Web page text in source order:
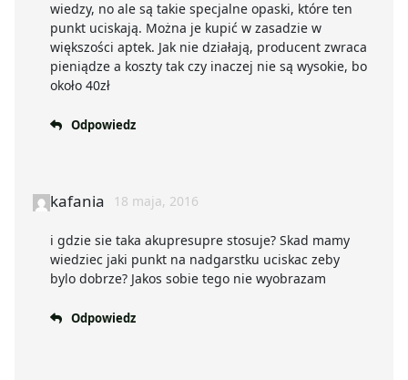
wiedzy, no ale są takie specjalne opaski, które ten
punkt uciskają. Można je kupić w zasadzie w
większości aptek. Jak nie działają, producent zwraca
pieniądze a koszty tak czy inaczej nie są wysokie, bo
około 40zł
Odpowiedz
kafania 18 maja, 2016
i gdzie sie taka akupresupre stosuje? Skad mamy
wiedziec jaki punkt na nadgarstku uciskac zeby
bylo dobrze? Jakos sobie tego nie wyobrazam
Odpowiedz